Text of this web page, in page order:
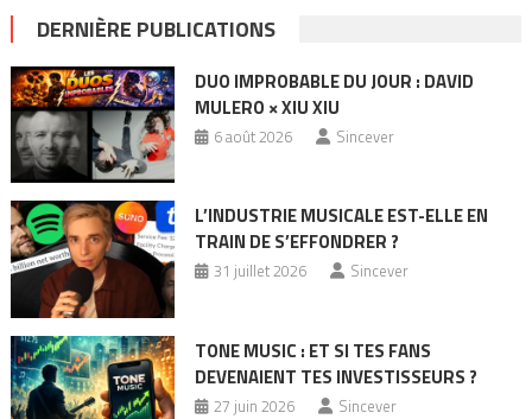
DERNIÈRE PUBLICATIONS
DUO IMPROBABLE DU JOUR : DAVID
MULERO × XIU XIU
6 août 2026 Sincever
L’INDUSTRIE MUSICALE EST-ELLE EN
TRAIN DE S’EFFONDRER ?
31 juillet 2026 Sincever
TONE MUSIC : ET SI TES FANS
DEVENAIENT TES INVESTISSEURS ?
27 juin 2026 Sincever